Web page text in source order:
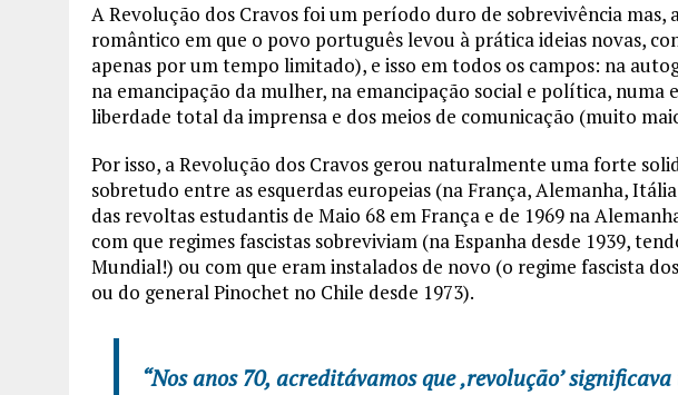
A Revolução dos Cravos foi um período duro de sobrevivência
romântico em que o povo português levou à prática ideias novas,
apenas por um tempo limitado), e isso em todos os campos: na
na emancipação da mulher, na emancipação social e política,
liberdade total da imprensa e dos meios de comunicação (muito
Por isso, a Revolução dos Cravos gerou naturalmente uma forte
sobretudo entre as esquerdas europeias (na França, Alemanha,
das revoltas estudantis de Maio 68 em França e de 1969 na
com que regimes fascistas sobreviviam (na Espanha desde 1939,
Mundial!) ou com que eram instalados de novo (o regime fascista
ou do general Pinochet no Chile desde 1973).
“Nos anos 70, acreditávamos que ‚revolução’